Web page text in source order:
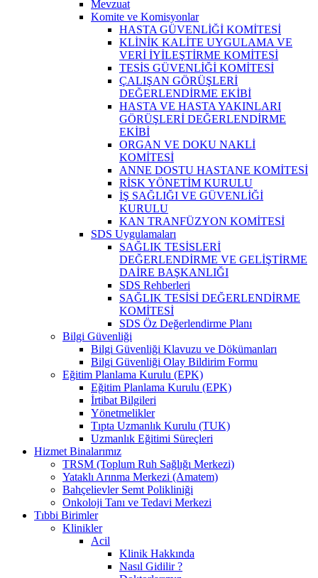
Mevzuat
Komite ve Komisyonlar
HASTA GÜVENLİĞİ KOMİTESİ
KLİNİK KALİTE UYGULAMA VE
VERİ İYİLEŞTİRME KOMİTESİ
TESİS GÜVENLİĞİ KOMİTESİ
ÇALIŞAN GÖRÜŞLERİ
DEĞERLENDİRME EKİBİ
HASTA VE HASTA YAKINLARI
GÖRÜŞLERİ DEĞERLENDİRME
EKİBİ
ORGAN VE DOKU NAKLİ
KOMİTESİ
ANNE DOSTU HASTANE KOMİTESİ
RİSK YÖNETİM KURULU
İŞ SAĞLIĞI VE GÜVENLİĞİ
KURULU
KAN TRANFÜZYON KOMİTESİ
SDS Uygulamaları
SAĞLIK TESİSLERİ
DEĞERLENDİRME VE GELİŞTİRME
DAİRE BAŞKANLIĞI
SDS Rehberleri
SAĞLIK TESİSİ DEĞERLENDİRME
KOMİTESİ
SDS Öz Değerlendirme Planı
Bilgi Güvenliği
Bilgi Güvenliği Klavuzu ve Dökümanları
Bilgi Güvenliği Olay Bildirim Formu
Eğitim Planlama Kurulu (EPK)
Eğitim Planlama Kurulu (EPK)
İrtibat Bilgileri
Yönetmelikler
Tıpta Uzmanlık Kurulu (TUK)
Uzmanlık Eğitimi Süreçleri
Hizmet Binalarımız
TRSM (Toplum Ruh Sağlığı Merkezi)
Yataklı Arınma Merkezi (Amatem)
Bahçelievler Semt Polikliniği
Onkoloji Tanı ve Tedavi Merkezi
Tıbbi Birimler
Klinikler
Acil
Klinik Hakkında
Nasıl Gidilir ?